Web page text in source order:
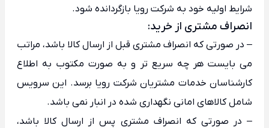
شرایط اولیه خود به شرکت رویا بازگردانده شود.
انصراف مشتری از خرید:
– در صورتی که انصراف مشتری قبل از ارسال کالا باشد، مراتب
می بایست هر چه سریع تر و به صورت مکتوب به اطلاع
کارشناسان خدمات مشتریان شرکت رویا برسد. این سرویس
شامل کالاهای امانی نگهداری شده در انبار نمی باشد.
– در صورتی که انصراف مشتری پس از ارسال کالا باشد،